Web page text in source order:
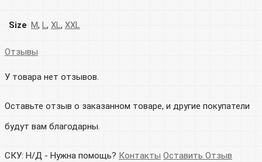
Size M, L, XL, XXL
Отзывы
У товара нет отзывов.
Оставьте отзыв о заказанном товаре, и другие покупатели
будут вам благодарны.
СКУ: Н/Д - Нужна помощь? Контакты Оставить Отзыв